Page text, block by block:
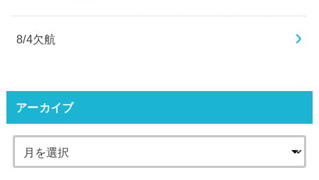
8/4欠航
アーカイブ